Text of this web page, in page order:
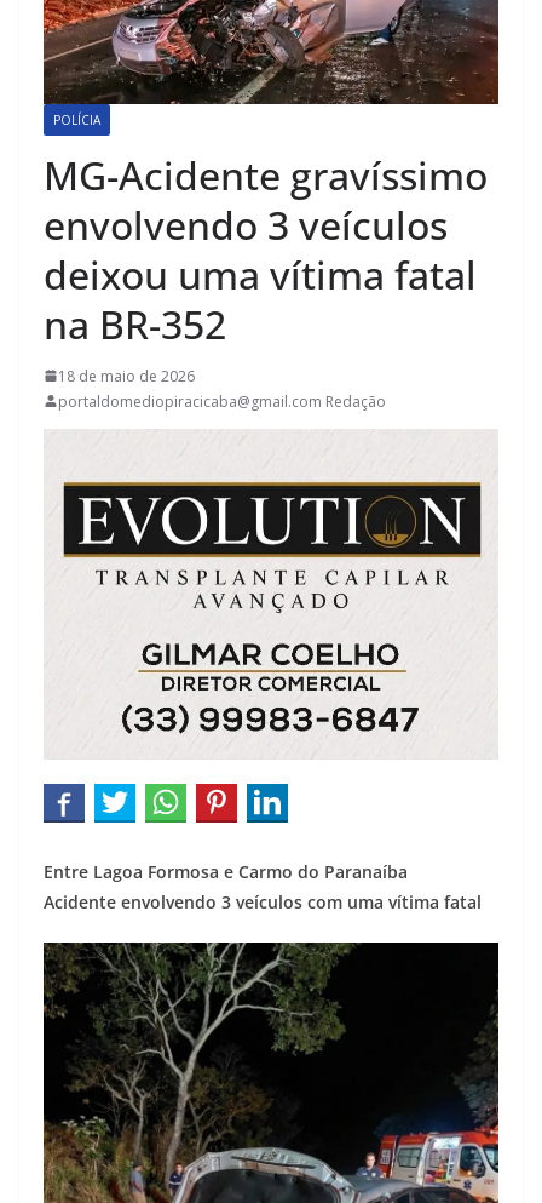
POLÍCIA
MG-Acidente gravíssimo
envolvendo 3 veículos
deixou uma vítima fatal
na BR-352
18 de maio de 2026
portaldomediopiracicaba@gmail.com Redação
Entre Lagoa Formosa e Carmo do Paranaíba
Acidente envolvendo 3 veículos com uma vítima fatal